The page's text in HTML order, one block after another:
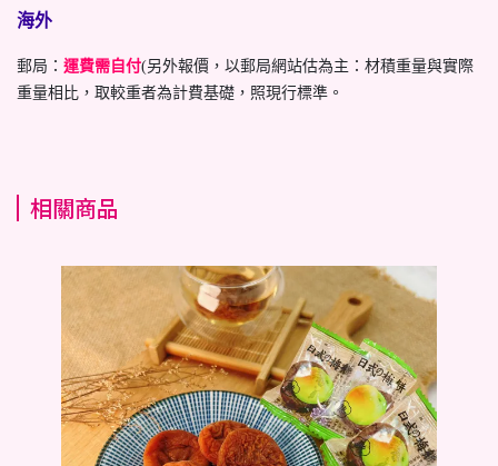
海外
郵局： 運費需自付(另外報價，以郵局網站估為主：材積重量與實際
重量相比，取較重者為計費基礎，照現行標準。
相關商品